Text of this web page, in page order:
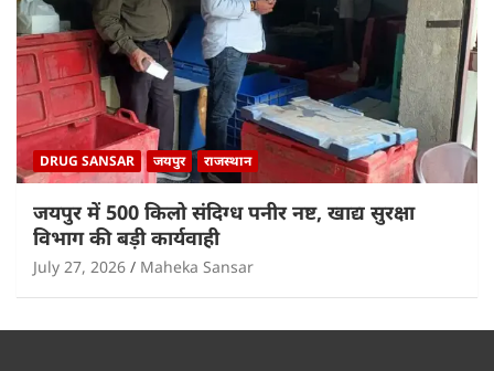
DRUG SANSAR जयपुर राजस्थान
जयपुर में 500 किलो संदिग्ध पनीर नष्ट, खाद्य सुरक्षा
विभाग की बड़ी कार्यवाही
July 27, 2026 Maheka Sansar